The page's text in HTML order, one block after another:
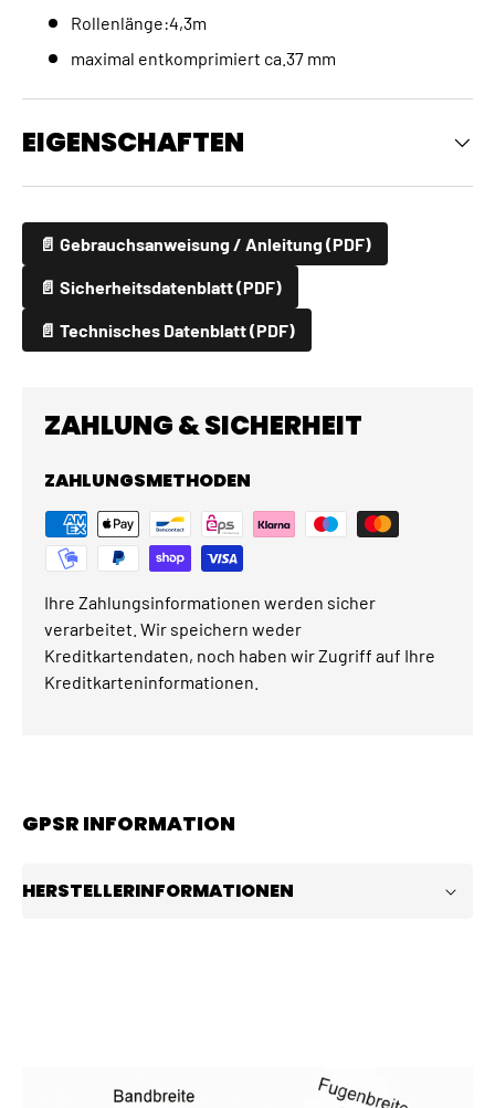
Rollenlänge:4,3m
maximal entkomprimiert ca.37 mm
EIGENSCHAFTEN
📄 Gebrauchsanweisung / Anleitung (PDF)
📄 Sicherheitsdatenblatt (PDF)
📄 Technisches Datenblatt (PDF)
ZAHLUNG & SICHERHEIT
ZAHLUNGSMETHODEN
Ihre Zahlungsinformationen werden sicher
verarbeitet. Wir speichern weder
Kreditkartendaten, noch haben wir Zugriff auf Ihre
Kreditkarteninformationen.
GPSR INFORMATION
HERSTELLERINFORMATIONEN